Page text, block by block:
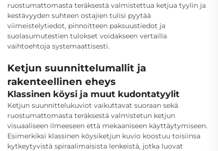
ruostumattomasta teräksestä valmistettua ketjua tyylin ja
kestävyyden suhteen ostajien tulisi pyytää
viimeistelytiedot, pinnoitteen paksuustiedot ja
suolasumutestien tulokset voidakseen vertailla
vaihtoehtoja systemaattisesti.
Ketjun suunnittelumallit ja
rakenteellinen eheys
Klassinen köysi ja muut kudontatyylit
Ketjun suunnittelukuviot vaikuttavat suoraan sekä
ruostumattomasta teräksestä valmistetun ketjun
visuaaliseen ilmeeseen että mekaaniseen käyttäytymiseen.
Esimerkiksi klassinen köysiketjun kuvio koostuu toisiinsa
kytkeytyvistä spiraalimaisista lenkeistä, jotka luovat